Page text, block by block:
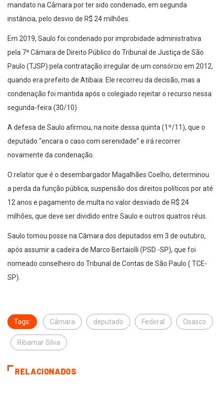
mandato na Câmara por ter sido condenado, em segunda
instância, pelo desvio de R$ 24 milhões.
Em 2019, Saulo foi condenado por improbidade administrativa
pela 7ª Câmara de Direito Público do Tribunal de Justiça de São
Paulo (TJSP) pela contratação irregular de um consórcio em 2012,
quando era prefeito de Atibaia. Ele recorreu da decisão, mas a
condenação foi mantida após o colegiado rejeitar o recurso nessa
segunda-feira (30/10).
A defesa de Saulo afirmou, na noite dessa quinta (1º/11), que o
deputado “encara o caso com serenidade” e irá recorrer
novamente da condenação.
O relator que é o desembargador Magalhães Coelho, determinou
a perda da função pública, suspensão dos direitos políticos por até
12 anos e pagamento de multa no valor desviado de R$ 24
milhões, que deve ser dividido entre Saulo e outros quatros réus.
Saulo tomou posse na Câmara dos deputados em 3 de outubro,
após assumir a cadeira de Marco Bertaiolli (PSD -SP), que foi
nomeado conselheiro do Tribunal de Contas de São Paulo ( TCE-
SP).
Tags: Câmara deputado Federal Osasco
Ribamar Silva
RELACIONADOS